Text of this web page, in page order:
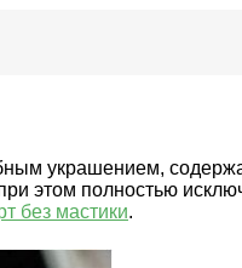
украшением,
этом полностью
без мастики.